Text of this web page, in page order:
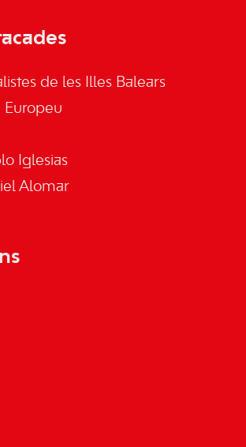
de les Illes Balears
Europeu
Iglesias
Alomar